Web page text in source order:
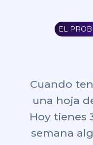
EL
Cuando
una hoja
Hoy tienes
semana